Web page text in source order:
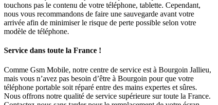
touchons pas le contenu de votre téléphone, tablette. Cependant,
nous vous recommandons de faire une sauvegarde avant votre
arrivée afin de minimiser le risque de perte possible selon votre
modèle de téléphone.
Service dans toute la France !
Comme Gsm Mobile, notre centre de service est à Bourgoin Jallieu,
mais vous n’avez pas besoin d’être à Bourgoin pour que votre
téléphone portable soit réparé entre des mains expertes et sûres.
Nous offrons notre qualité de service supérieure sur toute la France.